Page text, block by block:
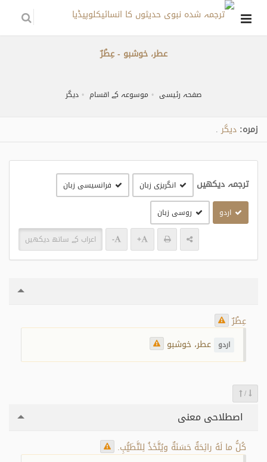
عطر، خوشبو - عِطْرٌ
صفحہ رئیسی موسوعہ کے اقسام دیگر
زمره: دیگر
ترجمہ دیکھیں انگریزی زبان فرانسیسی زبان
اردو روسی زبان
+
- اعراب کے ساتھ دیکھیں
عِطْرٌ
اردو عطر، خوشبو
/
اصطلاحی معنی
كُلُّ ما لَهُ رائِحَةٌ حَسَنَةٌ ويُتَّخَذُ لِلتَّطَيُّبِ.